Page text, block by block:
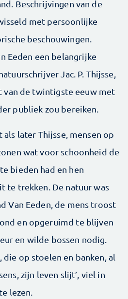
Beschrijvingen van de
met persoonlijke
beschouwingen.
Eeden een belangrijke
Jac. P. Thijsse,
van de twintigste eeuw met
publiek zou bereiken.
als later Thijsse, mensen op
wat voor schoonheid de
bieden had en hen
te trekken. De natuur was
Van Eeden, de mens troost
en opgeruimd te blijven
en wilde bossen nodig.
die op stoelen en banken, al
zijn leven slijt’, viel in
lezen.